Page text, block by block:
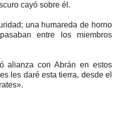
cayó sobre él.
una humareda de horno
entre los miembros
alianza con Abrán en estos
les daré esta tierra, desde el